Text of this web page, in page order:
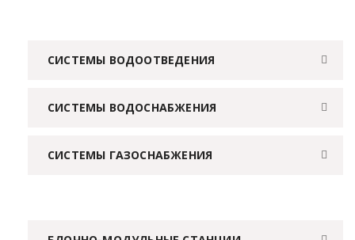
СИСТЕМЫ ВОДООТВЕДЕНИЯ
СИСТЕМЫ ВОДОСНАБЖЕНИЯ
СИСТЕМЫ ГАЗОСНАБЖЕНИЯ